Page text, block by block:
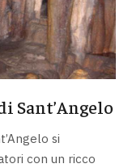
Sant’Angelo
si
con un ricco